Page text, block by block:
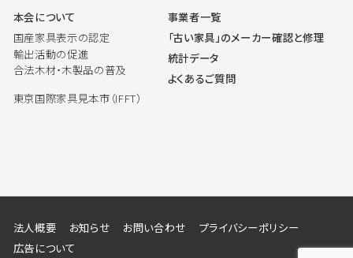
本会について
国産家具表示の認定
輸出活動の促進
合法木材・木製品の普及
東京国際家具見本市（IFFT）
事業者一覧
「古い家具」のメーカー確認と修理
統計データ
よくあるご質問
法人概要 お知らせ お問い合わせ
プライバシーポリシー
広告について